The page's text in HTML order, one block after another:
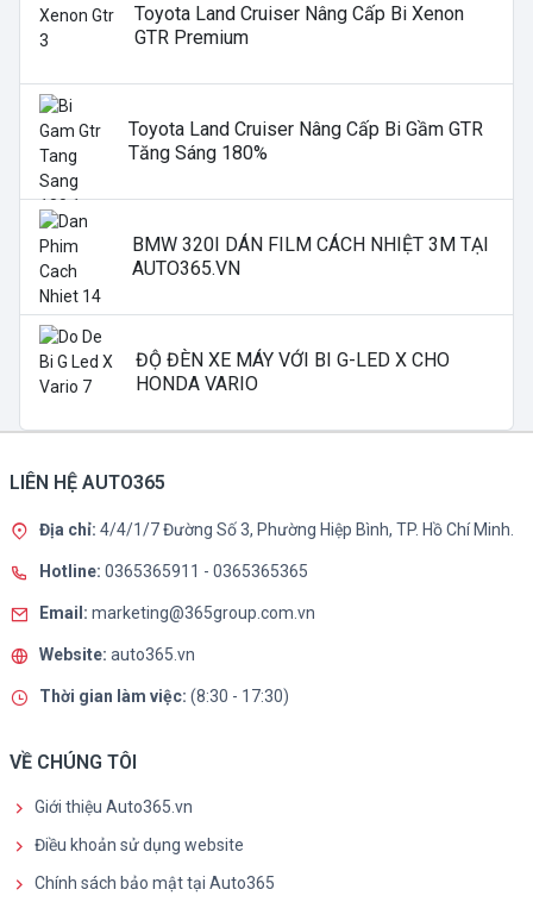
Toyota Land Cruiser Nâng Cấp Bi Xenon
GTR Premium
Toyota Land Cruiser Nâng Cấp Bi Gầm GTR
Tăng Sáng 180%
BMW 320I DÁN FILM CÁCH NHIỆT 3M TẠI
AUTO365.VN
ĐỘ ĐÈN XE MÁY VỚI BI G-LED X CHO
HONDA VARIO
LIÊN HỆ AUTO365
Địa chỉ: 4/4/1/7 Đường Số 3, Phường Hiệp Bình, TP. Hồ Chí Minh.
Hotline: 0365365911 - 0365365365
Email: marketing@365group.com.vn
Website: auto365.vn
Thời gian làm việc: (8:30 - 17:30)
VỀ CHÚNG TÔI
Giới thiệu Auto365.vn
Điều khoản sử dụng website
Chính sách bảo mật tại Auto365